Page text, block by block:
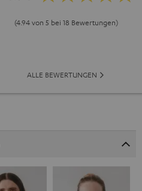
(4.94 von 5 bei 18 Bewertungen)
ALLE BEWERTUNGEN